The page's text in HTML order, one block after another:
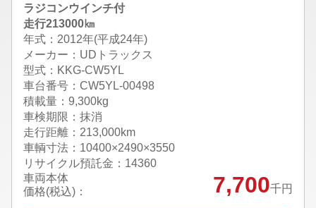
ラジコンウインチ付
走行213000㎞
年式：2012年(平成24年)
メーカー：UDトラックス
型式：KKG-CW5YL
車台番号：CW5YL-00498
積載量：9,300kg
車検期限：抹消
走行距離：213,000km
車輌寸法：10400×2490×3550
リサイクル預託金：14360
車両本体
価格(税込)：
7,700千円